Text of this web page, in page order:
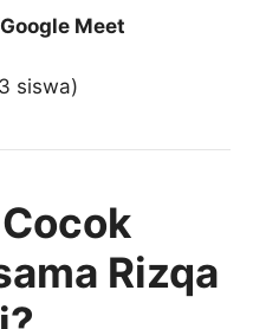
Meet
siswa)
Rizqa